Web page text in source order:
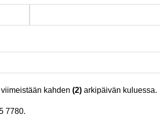
kahden (2) arkipäivän kuluessa.
7780.